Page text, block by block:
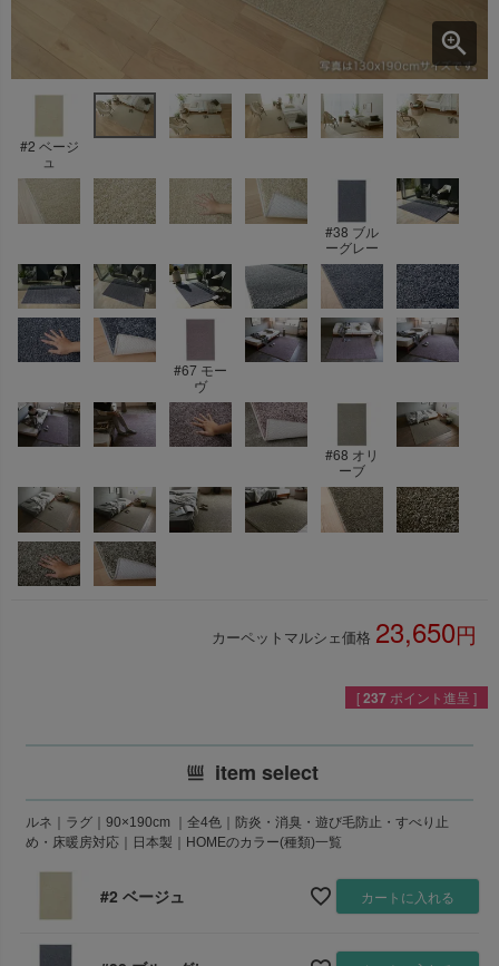
#2 ベージ
ュ
#38 ブル
ーグレー
#67 モー
ヴ
#68 オリ
ーブ
カーペットマルシェ価格 23,650
[237 ポイント進呈 ]
item select
ルネ｜ラグ｜90×190cm ｜全4色｜防炎・消臭・遊び毛防止・すべり止
め・床暖房対応｜日本製｜HOMEのカラー(種類)一覧
#2 ベージュ カートに入れる